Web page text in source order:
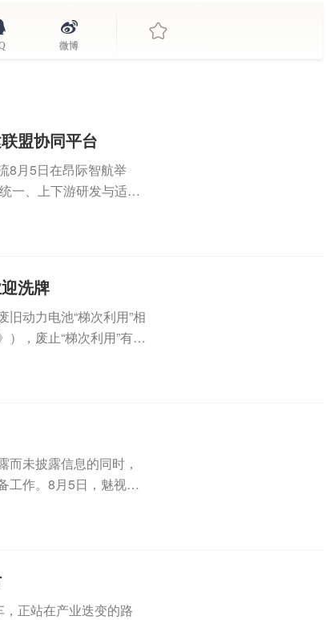
微博
盟协同平台
8月5日在昂际智航举
一、上下游研发与适航
洗牌
动力电池“梯次利用”相
，废止“梯次利用”有关
未披露信息的同时，
工作。8月5日，魅视科
，正站在产业迭变的路